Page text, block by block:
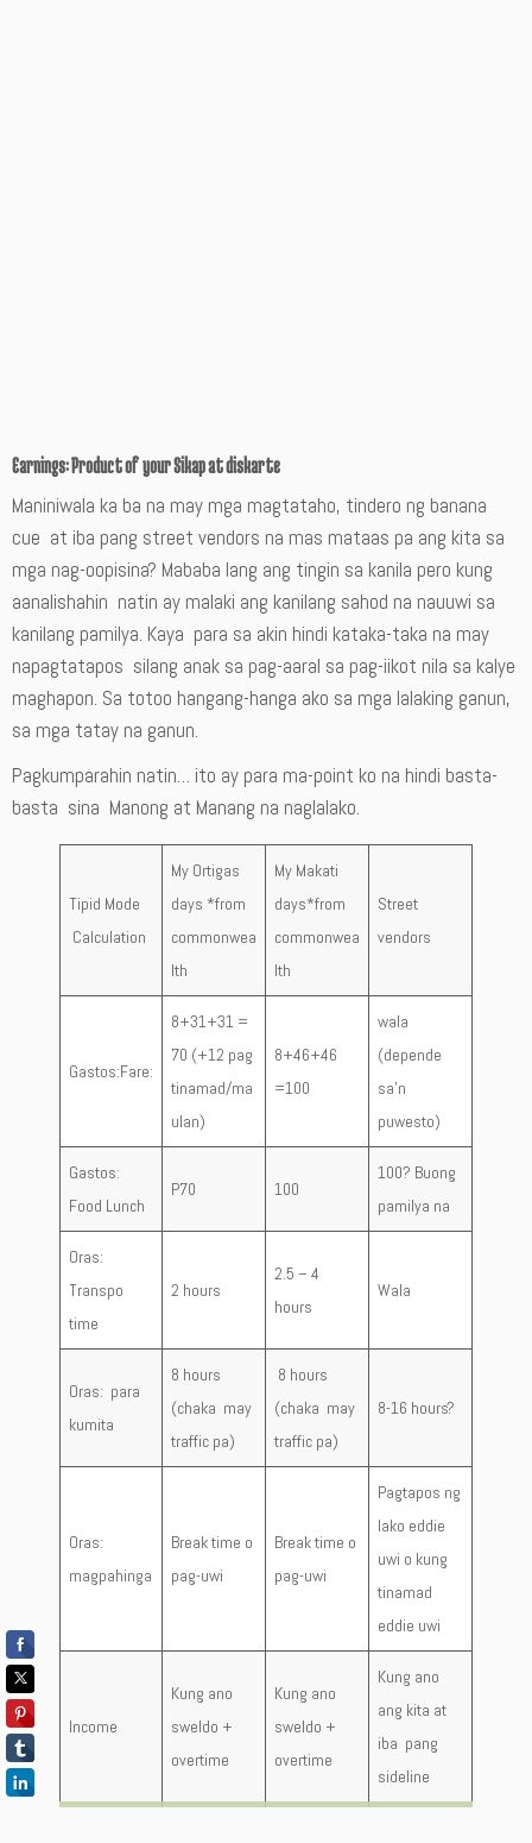
Earnings: Product of your Sikap at diskarte
Maniniwala ka ba na may mga magtataho, tindero ng banana
cue at iba pang street vendors na mas mataas pa ang kita sa
mga nag-oopisina? Mababa lang ang tingin sa kanila pero kung
aanalishahin natin ay malaki ang kanilang sahod na nauuwi sa
kanilang pamilya. Kaya para sa akin hindi kataka-taka na may
napagtatapos silang anak sa pag-aaral sa pag-iikot nila sa kalye
maghapon. Sa totoo hangang-hanga ako sa mga lalaking ganun,
sa mga tatay na ganun.
Pagkumparahin natin… ito ay para ma-point ko na hindi basta-
basta sina Manong at Manang na naglalako.
Tipid Mode
Calculation
My Ortigas
days *from
commonwea
lth
My Makati
days*from
commonwea
lth
Street
vendors
Gastos:Fare:
8+31+31 =
70 (+12 pag
tinamad/ma
ulan)
8+46+46
=100
wala
(depende
sa’n
puwesto)
Gastos:
Food Lunch
P70 100
100? Buong
pamilya na
Oras:
Transpo
time
2 hours
2.5 – 4
hours
Wala
Oras: para
kumita
8 hours
(chaka may
traffic pa)
8 hours
(chaka may
traffic pa)
8-16 hours?
Oras:
magpahinga
Break time o
pag-uwi
Break time o
pag-uwi
Pagtapos ng
lako eddie
uwi o kung
tinamad
eddie uwi
Income
Kung ano
sweldo +
overtime
Kung ano
sweldo +
overtime
Kung ano
ang kita at
iba pang
sideline